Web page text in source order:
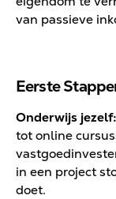
van passieve
Eerste
Onderwijs jezelf:
tot online
in een project
doet.